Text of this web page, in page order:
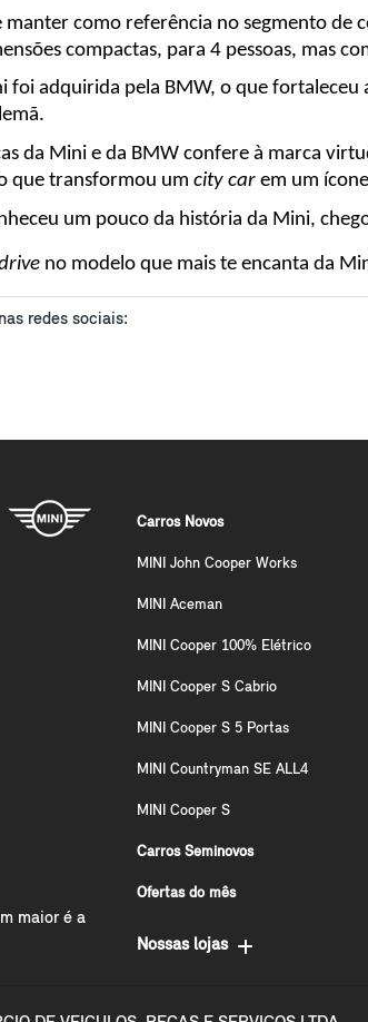
manter como referência no segmento
compactas, para 4 pessoas, mas
foi adquirida pela BMW, o que
da Mini e da BMW confere à marca
que transformou um city car em um
um pouco da história da Mini,
no modelo que mais te encanta da
redes sociais:
maior é a
Carros Novos
MINI John Cooper Works
MINI Aceman
MINI Cooper 100% Elétrico
MINI Cooper S Cabrio
MINI Cooper S 5 Portas
MINI Countryman SE ALL4
MINI Cooper S
Carros Seminovos
Ofertas do mês
Nossas lojas